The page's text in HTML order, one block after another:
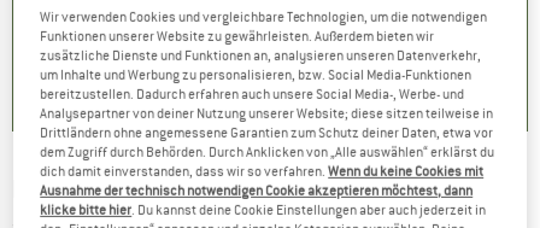
) 0.0(0)
CHF 71.06
4.0(1)
NORTHWAVE -Blade Jacket - Velojacke
Wir verwenden Cookies und vergleichbare Technologien, um die notwendigen
Funktionen unserer Website zu gewährleisten. Außerdem bieten wir
zusätzliche Dienste und Funktionen an, analysieren unseren Datenverkehr,
um Inhalte und Werbung zu personalisieren, bzw. Social Media-Funktionen
bereitzustellen. Dadurch erfahren auch unsere Social Media-, Werbe- und
Analysepartner von deiner Nutzung unserer Website; diese sitzen teilweise in
Drittländern ohne angemessene Garantien zum Schutz deiner Daten, etwa vor
dem Zugriff durch Behörden. Durch Anklicken von „Alle auswählen“ erklärst du
dich damit einverstanden, dass wir so verfahren.Wenn du keine Cookies mit
Ausnahme der technisch notwendigen Cookie akzeptieren möchtest, dann
klicke bitte hier . Du kannst deine Cookie Einstellungen aber auch jederzeit in